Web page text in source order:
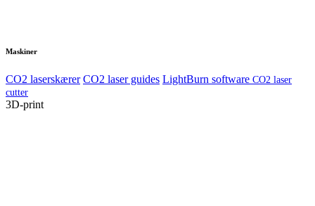
Maskiner
CO2 laserskærer CO2 laser guides LightBurn software CO2 laser
cutter
3D-print